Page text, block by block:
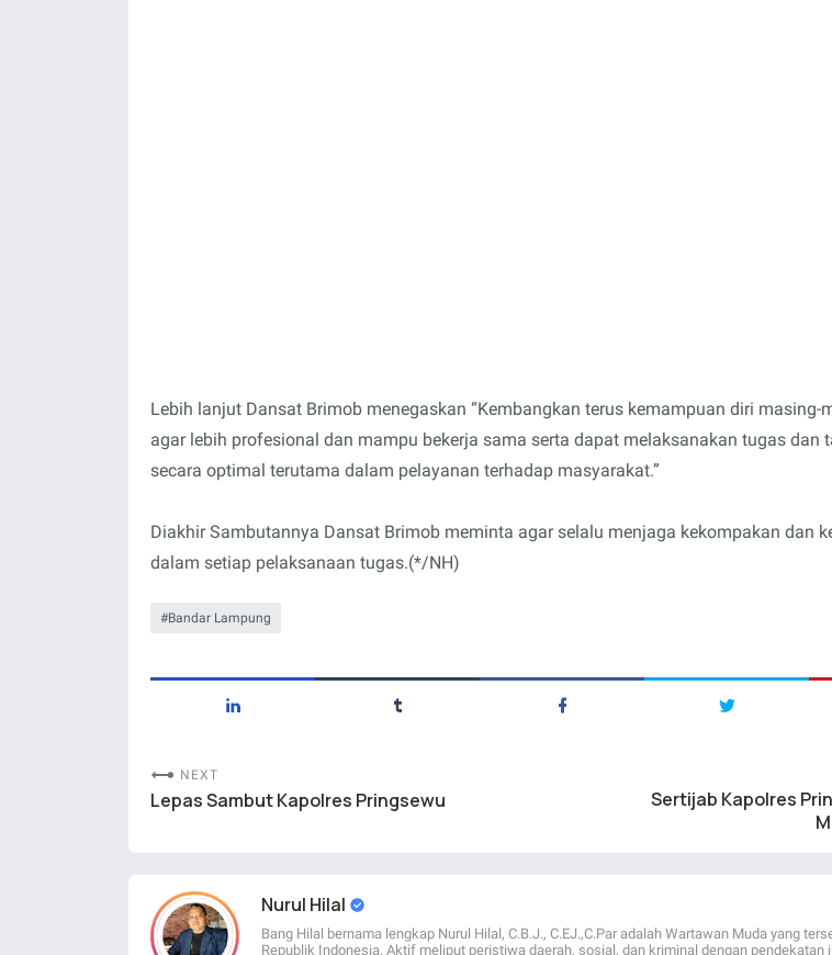
Lebih lanjut Dansat Brimob menegaskan “Kembangkan terus kemampuan diri masing-
agar lebih profesional dan mampu bekerja sama serta dapat melaksanakan tugas dan
secara optimal terutama dalam pelayanan terhadap masyarakat.”
Diakhir Sambutannya Dansat Brimob meminta agar selalu menjaga kekompakan dan
dalam setiap pelaksanaan tugas.(*/NH)
Bandar Lampung
NEXT
Lepas Sambut Kapolres Pringsewu
Sertijab Kapolres
Nurul Hilal
Bang Hilal bernama lengkap Nurul Hilal, C.B.J., C.EJ.,C.Par adalah Wartawan Muda yang
Republik Indonesia. Aktif meliput peristiwa daerah, sosial, dan kriminal dengan pendekatan